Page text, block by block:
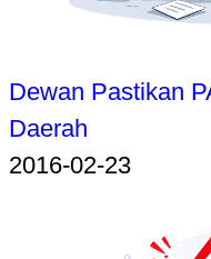
Dewan Pastikan
Daerah
2016-02-23